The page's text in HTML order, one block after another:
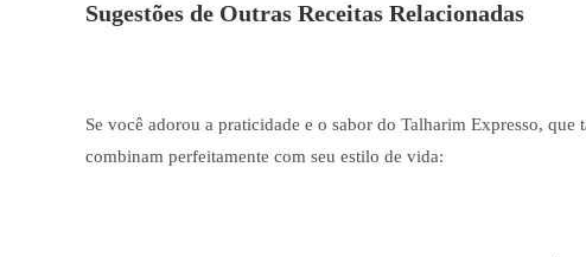
Sugestões de Outras Receitas Relacionadas
Se você adorou a praticidade e o sabor do Talharim Expresso,
combinam perfeitamente com seu estilo de vida: